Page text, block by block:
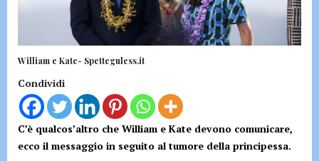
William e Kate- Spetteguless.it
Condividi
C’è qualcos’altro che William e Kate devono comunicare,
ecco il messaggio in seguito al tumore della principessa.